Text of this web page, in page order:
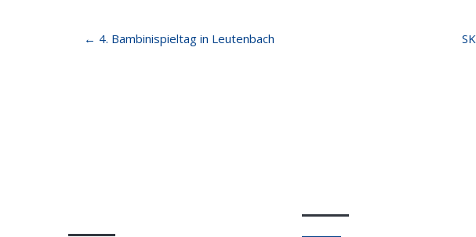
Post
navigation
← 4. Bambinispieltag in Leutenbach